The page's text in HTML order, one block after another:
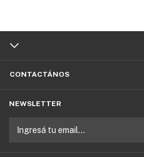
CONTACTÁNOS
NEWSLETTER